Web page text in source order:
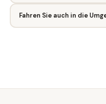
Fahren Sie auch in die